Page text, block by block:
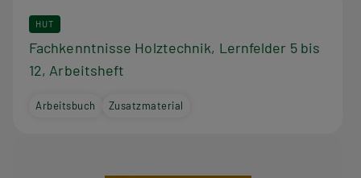
HUT
Fachkenntnisse Holztechnik, Lernfelder 5 bis
12, Arbeitsheft
Arbeitsbuch Zusatzmaterial